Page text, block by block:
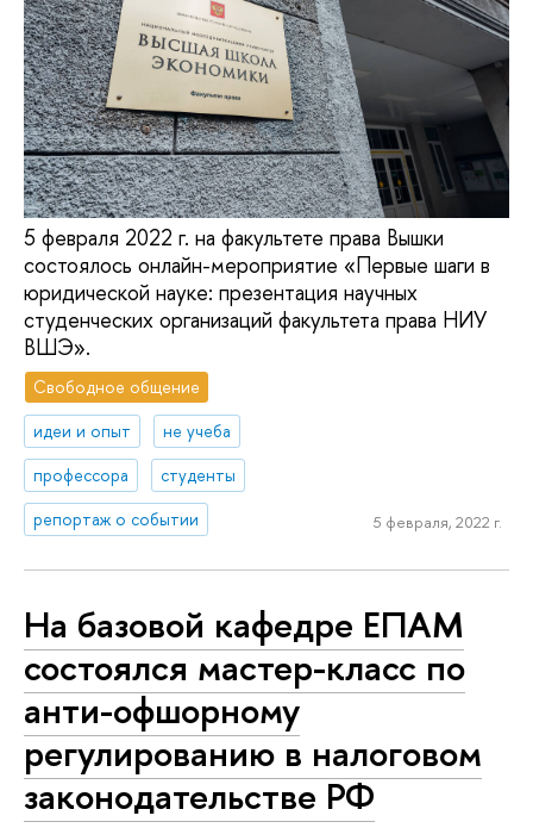
5 февраля 2022 г. на факультете права Вышки
состоялось онлайн-мероприятие «Первые шаги в
юридической науке: презентация научных
студенческих организаций факультета права НИУ
ВШЭ».
Свободное общение
идеи и опыт
не учеба
профессора
студенты
репортаж о событии
5 февраля, 2022 г.
На базовой кафедре ЕПАМ
состоялся мастер-класс по
анти-офшорному
регулированию в налоговом
законодательстве РФ